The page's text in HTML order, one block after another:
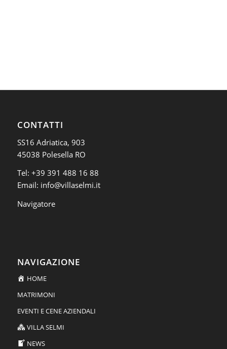
CONTATTI
SS16 Adriatica, 903
45038 Polesella RO
Tel: +39 391 488 16 88
Email: info@villaselmi.it
Navigatore
NAVIGAZIONE
HOME
MATRIMONI
EVENTI E CENE AZIENDALI
VILLA SELMI
NEWS